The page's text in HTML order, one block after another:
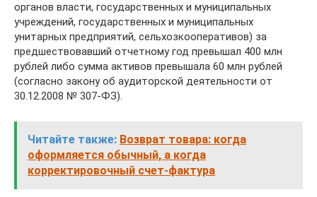
органов власти, государственных и муниципальных
учреждений, государственных и муниципальных
унитарных предприятий, сельхозкооперативов) за
предшествовавший отчетному год превышал 400 млн
рублей либо сумма активов превышала 60 млн рублей
(согласно закону об аудиторской деятельности от
30.12.2008 № 307-ФЗ).
Читайте также: Возврат товара: когда
оформляется обычный, а когда
корректировочный счет-фактура